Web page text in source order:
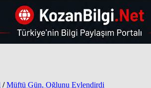
/ Müftü Gün, Oğlunu Evlendirdi